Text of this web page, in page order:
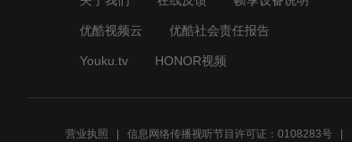
优酷视频云 优酷社会责任报告
Youku.tv HONOR视频
营业执照 信息网络传播视听节目许可证：0108283号